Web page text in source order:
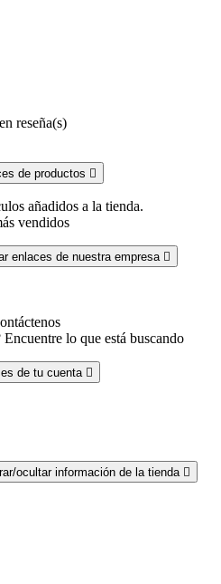
reseña(s)
de productos 
añadidos a la tienda.
vendidos
enlaces de nuestra empresa 
Encuentre lo que está buscando
de tu cuenta 
ocultar información de la tienda 